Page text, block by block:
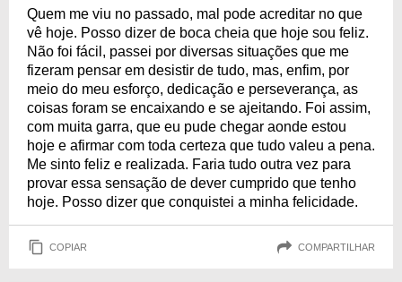
Quem me viu no passado, mal pode acreditar no que
vê hoje. Posso dizer de boca cheia que hoje sou feliz.
Não foi fácil, passei por diversas situações que me
fizeram pensar em desistir de tudo, mas, enfim, por
meio do meu esforço, dedicação e perseverança, as
coisas foram se encaixando e se ajeitando. Foi assim,
com muita garra, que eu pude chegar aonde estou
hoje e afirmar com toda certeza que tudo valeu a pena.
Me sinto feliz e realizada. Faria tudo outra vez para
provar essa sensação de dever cumprido que tenho
hoje. Posso dizer que conquistei a minha felicidade.
COPIAR COMPARTILHAR